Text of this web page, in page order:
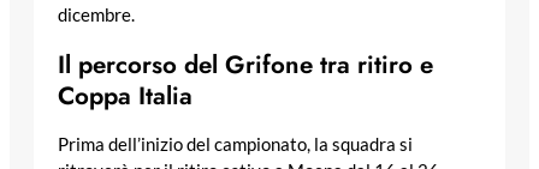
dicembre.
Il percorso del Grifone tra ritiro e
Coppa Italia
Prima dell’inizio del campionato, la squadra si